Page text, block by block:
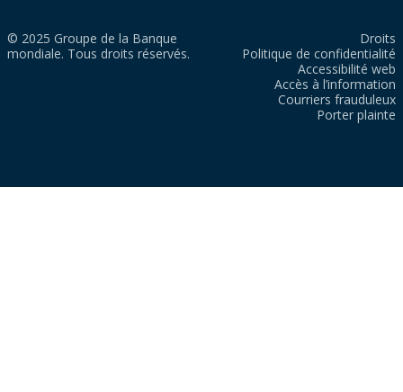
© 2025 Groupe de la Banque
mondiale. Tous droits réservés.
Droits
Politique de confidentialité
Accessibilité web
Accès à l’information
Courriers frauduleux
Porter plainte